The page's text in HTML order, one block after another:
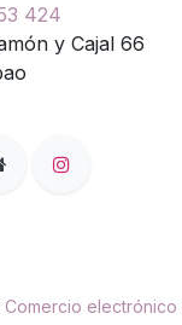
424
y Cajal 66
Comercio